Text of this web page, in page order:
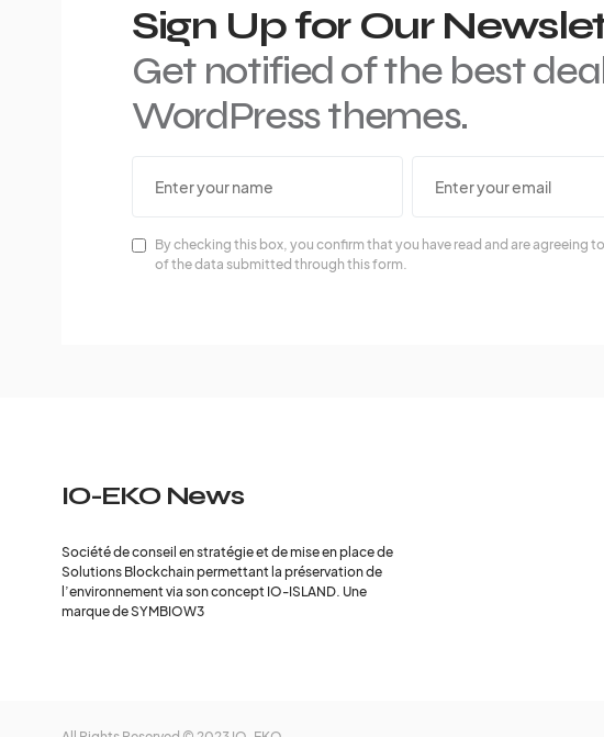
Sign Up for Our
Get notified of the best
WordPress themes.
By checking this box, you confirm that you have read and are agreeing
of the data submitted through this form.
IO-EKO News
Société de conseil en stratégie et de mise en place de
Solutions Blockchain permettant la préservation de
l’environnement via son concept IO-ISLAND. Une
marque de SYMBIOW3